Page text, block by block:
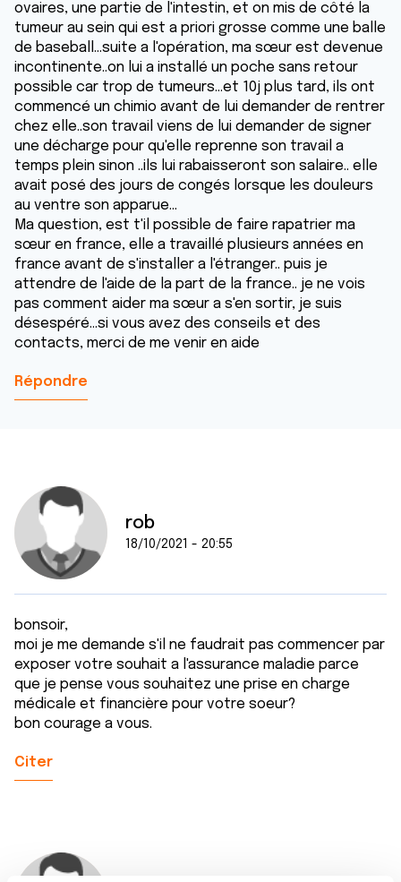
ovaires, une partie de l'intestin, et on mis de côté la
tumeur au sein qui est a priori grosse comme une balle
de baseball...suite a l'opération, ma sœur est devenue
incontinente..on lui a installé un poche sans retour
possible car trop de tumeurs...et 10j plus tard, ils ont
commencé un chimio avant de lui demander de rentrer
chez elle..son travail viens de lui demander de signer
une décharge pour qu'elle reprenne son travail a
temps plein sinon ..ils lui rabaisseront son salaire.. elle
avait posé des jours de congés lorsque les douleurs
au ventre son apparue...
Ma question, est t'il possible de faire rapatrier ma
sœur en france, elle a travaillé plusieurs années en
france avant de s'installer a l'étranger.. puis je
attendre de l'aide de la part de la france.. je ne vois
pas comment aider ma sœur a s'en sortir, je suis
désespéré...si vous avez des conseils et des
contacts, merci de me venir en aide
Répondre
rob
18/10/2021 - 20:55
bonsoir,
moi je me demande s'il ne faudrait pas commencer par
exposer votre souhait a l'assurance maladie parce
que je pense vous souhaitez une prise en charge
médicale et financière pour votre soeur?
bon courage a vous.
Citer